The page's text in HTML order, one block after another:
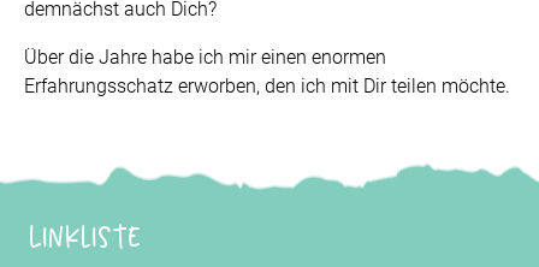
demnächst auch Dich?
Über die Jahre habe ich mir einen enormen
Erfahrungsschatz erworben, den ich mit Dir teilen möchte.
Linkliste